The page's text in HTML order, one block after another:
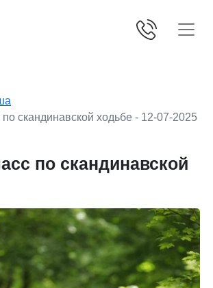
по скандинавской ходьбе - 12-07-2025
по скандинавской